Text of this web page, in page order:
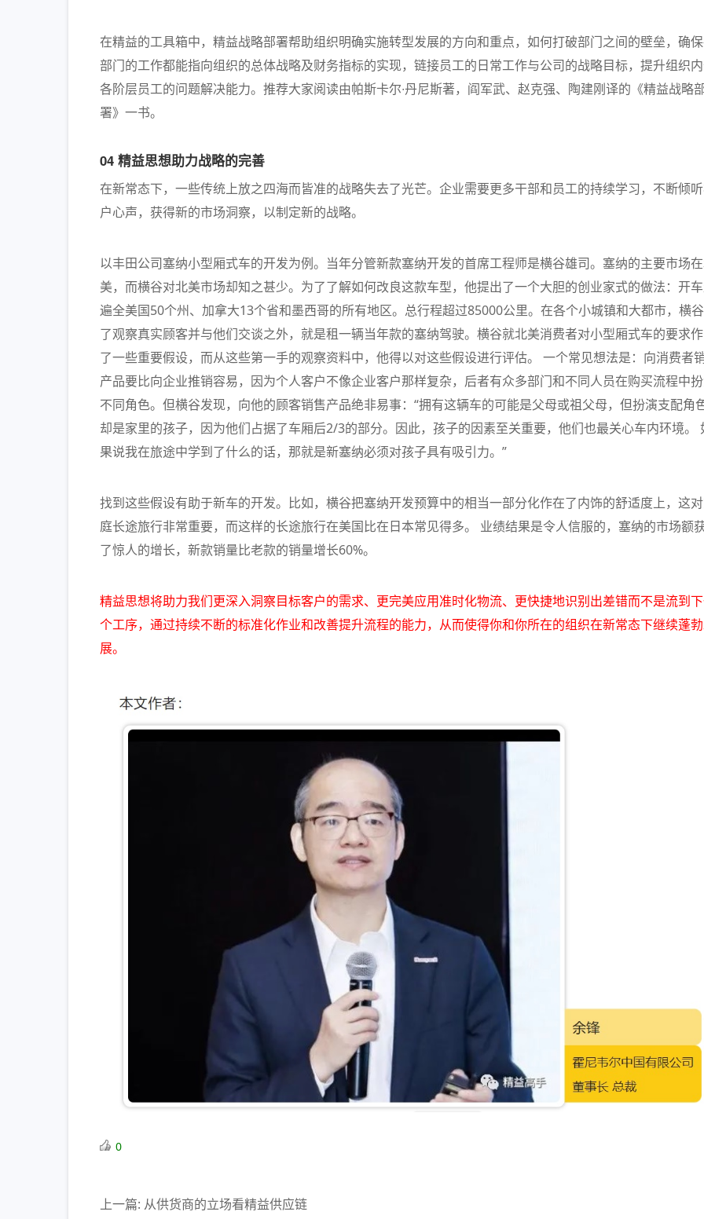
在精益的工具箱中，精益战略部署帮助组织明确实施转型发展的方向和重点，如何打破部门之间的壁垒，确
部门的工作都能指向组织的总体战略及财务指标的实现，链接员工的日常工作与公司的战略目标，提升组织
各阶层员工的问题解决能力。推荐大家阅读由帕斯卡尔∙丹尼斯著，阎军武、赵克强、陶建刚译的《精益战略
署》一书。
04 精益思想助力战略的完善
在新常态下，一些传统上放之四海而皆准的战略失去了光芒。企业需要更多干部和员工的持续学习，不断倾
户心声，获得新的市场洞察，以制定新的战略。
以丰田公司塞纳小型厢式车的开发为例。当年分管新款塞纳开发的首席工程师是横谷雄司。塞纳的主要市场
美，而横谷对北美市场却知之甚少。为了了解如何改良这款车型，他提出了一个大胆的创业家式的做法：开
遍全美国50个州、加拿大13个省和墨西哥的所有地区。总行程超过85000公里。在各个小城镇和大都市，横
了观察真实顾客并与他们交谈之外，就是租一辆当年款的塞纳驾驶。横谷就北美消费者对小型厢式车的要求
了一些重要假设，而从这些第一手的观察资料中，他得以对这些假设进行评估。 一个常见想法是：向消费者
产品要比向企业推销容易，因为个人客户不像企业客户那样复杂，后者有众多部门和不同人员在购买流程中
不同角色。但横谷发现，向他的顾客销售产品绝非易事：“拥有这辆车的可能是父母或祖父母，但扮演支配角
却是家里的孩子，因为他们占据了车厢后2/3的部分。因此，孩子的因素至关重要，他们也最关心车内环境。
果说我在旅途中学到了什么的话，那就是新塞纳必须对孩子具有吸引力。”
找到这些假设有助于新车的开发。比如，横谷把塞纳开发预算中的相当一部分化作在了内饰的舒适度上，这
庭长途旅行非常重要，而这样的长途旅行在美国比在日本常见得多。 业绩结果是令人信服的，塞纳的市场额
了惊人的增长，新款销量比老款的销量增长60%。
精益思想将助力我们更深入洞察目标客户的需求、更完美应用准时化物流、更快捷地识别出差错而不是流到
个工序，通过持续不断的标准化作业和改善提升流程的能力，从而使得你和你所在的组织在新常态下继续蓬
展。
0
上一篇: 从供货商的立场看精益供应链